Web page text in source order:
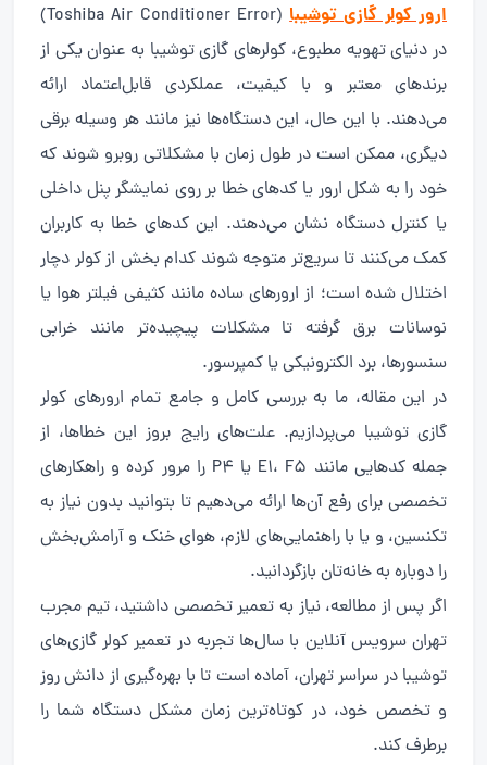
ارور کولر گازی توشیبا
(Toshiba Air Conditioner Error)
در دنیای تهویه مطبوع، کولرهای گازی توشیبا به عنوان یکی از
برندهای معتبر و با کیفیت، عملکردی قابل‌اعتماد ارائه
می‌دهند. با این حال، این دستگاه‌ها نیز مانند هر وسیله برقی
دیگری، ممکن است در طول زمان با مشکلاتی روبرو شوند که
خود را به شکل ارور یا کدهای خطا بر روی نمایشگر پنل داخلی
یا کنترل دستگاه نشان می‌دهند. این کدهای خطا به کاربران
کمک می‌کنند تا سریع‌تر متوجه شوند کدام بخش از کولر دچار
اختلال شده است؛ از ارورهای ساده مانند کثیفی فیلتر هوا یا
نوسانات برق گرفته تا مشکلات پیچیده‌تر مانند خرابی
سنسورها، برد الکترونیکی یا کمپرسور.
در این مقاله، ما به بررسی کامل و جامع تمام ارورهای کولر
گازی توشیبا می‌پردازیم. علت‌های رایج بروز این خطاها، از
جمله کدهایی مانند E1، F5 یا P4 را مرور کرده و راهکارهای
تخصصی برای رفع آن‌ها ارائه می‌دهیم تا بتوانید بدون نیاز به
تکنسین، و یا با راهنمایی‌های لازم، هوای خنک و آرامش‌بخش
را دوباره به خانه‌تان بازگردانید.
اگر پس از مطالعه، نیاز به تعمیر تخصصی داشتید، تیم مجرب
تهران سرویس آنلاین با سال‌ها تجربه در تعمیر کولر گازی‌های
توشیبا در سراسر تهران، آماده است تا با بهره‌گیری از دانش روز
و تخصص خود، در کوتاه‌ترین زمان مشکل دستگاه شما را
برطرف کند.